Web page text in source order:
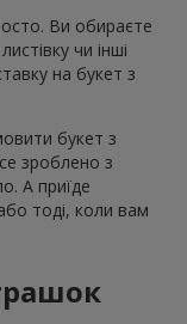
Ви обираєте
чи інші
на букет з
букет з
зроблено з
А приїде
тоді, коли вам